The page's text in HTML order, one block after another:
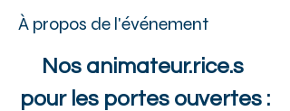
À propos de l'événement
Nos animateur.rice.s
pour les portes ouvertes :